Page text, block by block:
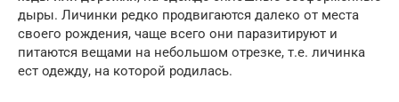
дыры. Личинки редко продвигаются далеко от места
своего рождения, чаще всего они паразитируют и
питаются вещами на небольшом отрезке, т.е. личинка
ест одежду, на которой родилась.